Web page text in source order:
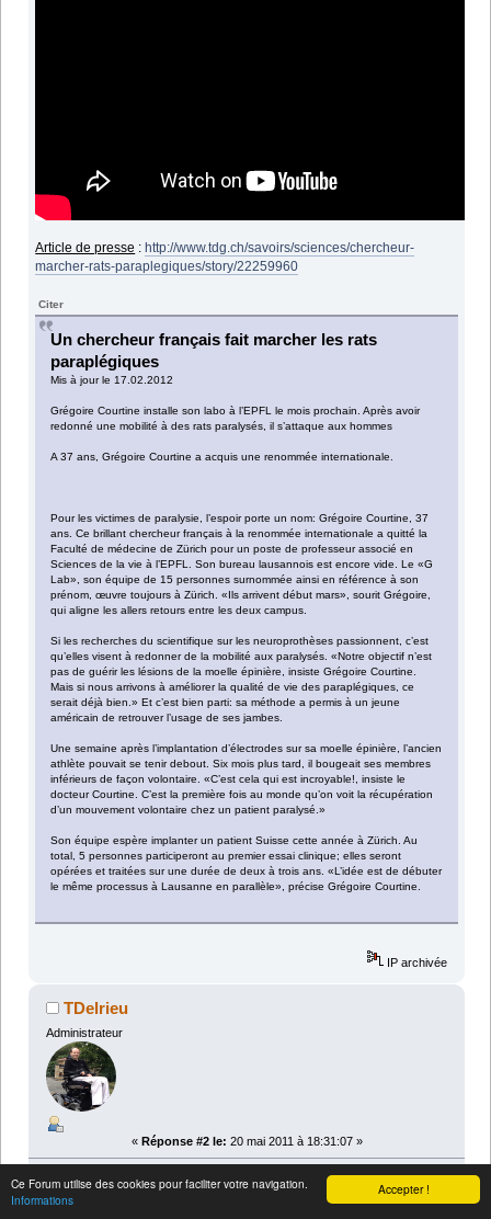
Accepter !
Ce Forum utilise des cookies pour faciliter votre navigation.
Informations
Article de presse :http://www.tdg.ch/savoirs/sciences/chercheur-
marcher-rats-paraplegiques/story/22259960
Citer
Un chercheur français fait marcher les rats
paraplégiques
Mis à jour le 17.02.2012
Grégoire Courtine installe son labo à l’EPFL le mois prochain. Après avoir
redonné une mobilité à des rats paralysés, il s’attaque aux hommes
A 37 ans, Grégoire Courtine a acquis une renommée internationale.
Pour les victimes de paralysie, l’espoir porte un nom: Grégoire Courtine, 37
ans. Ce brillant chercheur français à la renommée internationale a quitté la
Faculté de médecine de Zürich pour un poste de professeur associé en
Sciences de la vie à l’EPFL. Son bureau lausannois est encore vide. Le «G
Lab», son équipe de 15 personnes surnommée ainsi en référence à son
prénom, œuvre toujours à Zürich. «Ils arrivent début mars», sourit Grégoire,
qui aligne les allers retours entre les deux campus.
Si les recherches du scientifique sur les neuroprothèses passionnent, c’est
qu’elles visent à redonner de la mobilité aux paralysés. «Notre objectif n’est
pas de guérir les lésions de la moelle épinière, insiste Grégoire Courtine.
Mais si nous arrivons à améliorer la qualité de vie des paraplégiques, ce
serait déjà bien.» Et c’est bien parti: sa méthode a permis à un jeune
américain de retrouver l’usage de ses jambes.
Une semaine après l’implantation d’électrodes sur sa moelle épinière, l’ancien
athlète pouvait se tenir debout. Six mois plus tard, il bougeait ses membres
inférieurs de façon volontaire. «C’est cela qui est incroyable!, insiste le
docteur Courtine. C’est la première fois au monde qu’on voit la récupération
d’un mouvement volontaire chez un patient paralysé.»
Son équipe espère implanter un patient Suisse cette année à Zürich. Au
total, 5 personnes participeront au premier essai clinique; elles seront
opérées et traitées sur une durée de deux à trois ans. «L’idée est de débuter
le même processus à Lausanne en parallèle», précise Grégoire Courtine.
IP archivée
TDelrieu
Administrateur
« Réponse #2 le: 20 mai 2011 à 18:31:07 »
Citer